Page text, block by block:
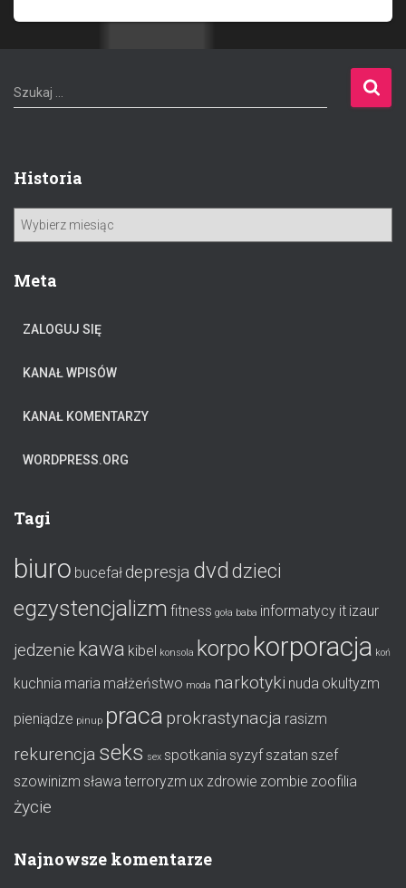
S
z
j
:
Szukaj …
Historia
H
tMeta
ZALOGUJ SIĘ
KANAŁ WPISÓW
KANAŁ KOMENTARZY
WORDPRESS.ORG
Tagi
biuro bucefał depresja dvddzieci
egzystencjalizm fitness goła baba informatycy it izaur
jedzenie kawa kibel konsola korpo korporacja koń
kuchnia maria małżeństwo moda narkotyki nuda okultyzm
pieniądze pinup praca prokrastynacja rasizm
rekurencja seks sex spotkania syzyf szatan szef
szowinizm sława terroryzm ux zdrowie zombie zoofilia
życie
Najnowsze komentarze